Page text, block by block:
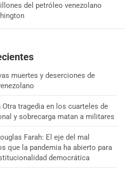
del petróleo venezolano
muertes y deserciones de
Otra tragedia en los cuarteles de
y sobrecarga matan a militares
Farah: El eje del mal
que la pandemia ha abierto para
democrática